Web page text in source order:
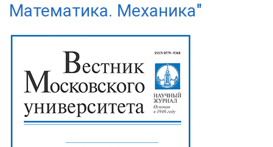
Математика. Механика"